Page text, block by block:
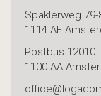
Spaklerweg 79-
1114 AE
Postbus 12010
1100 AA